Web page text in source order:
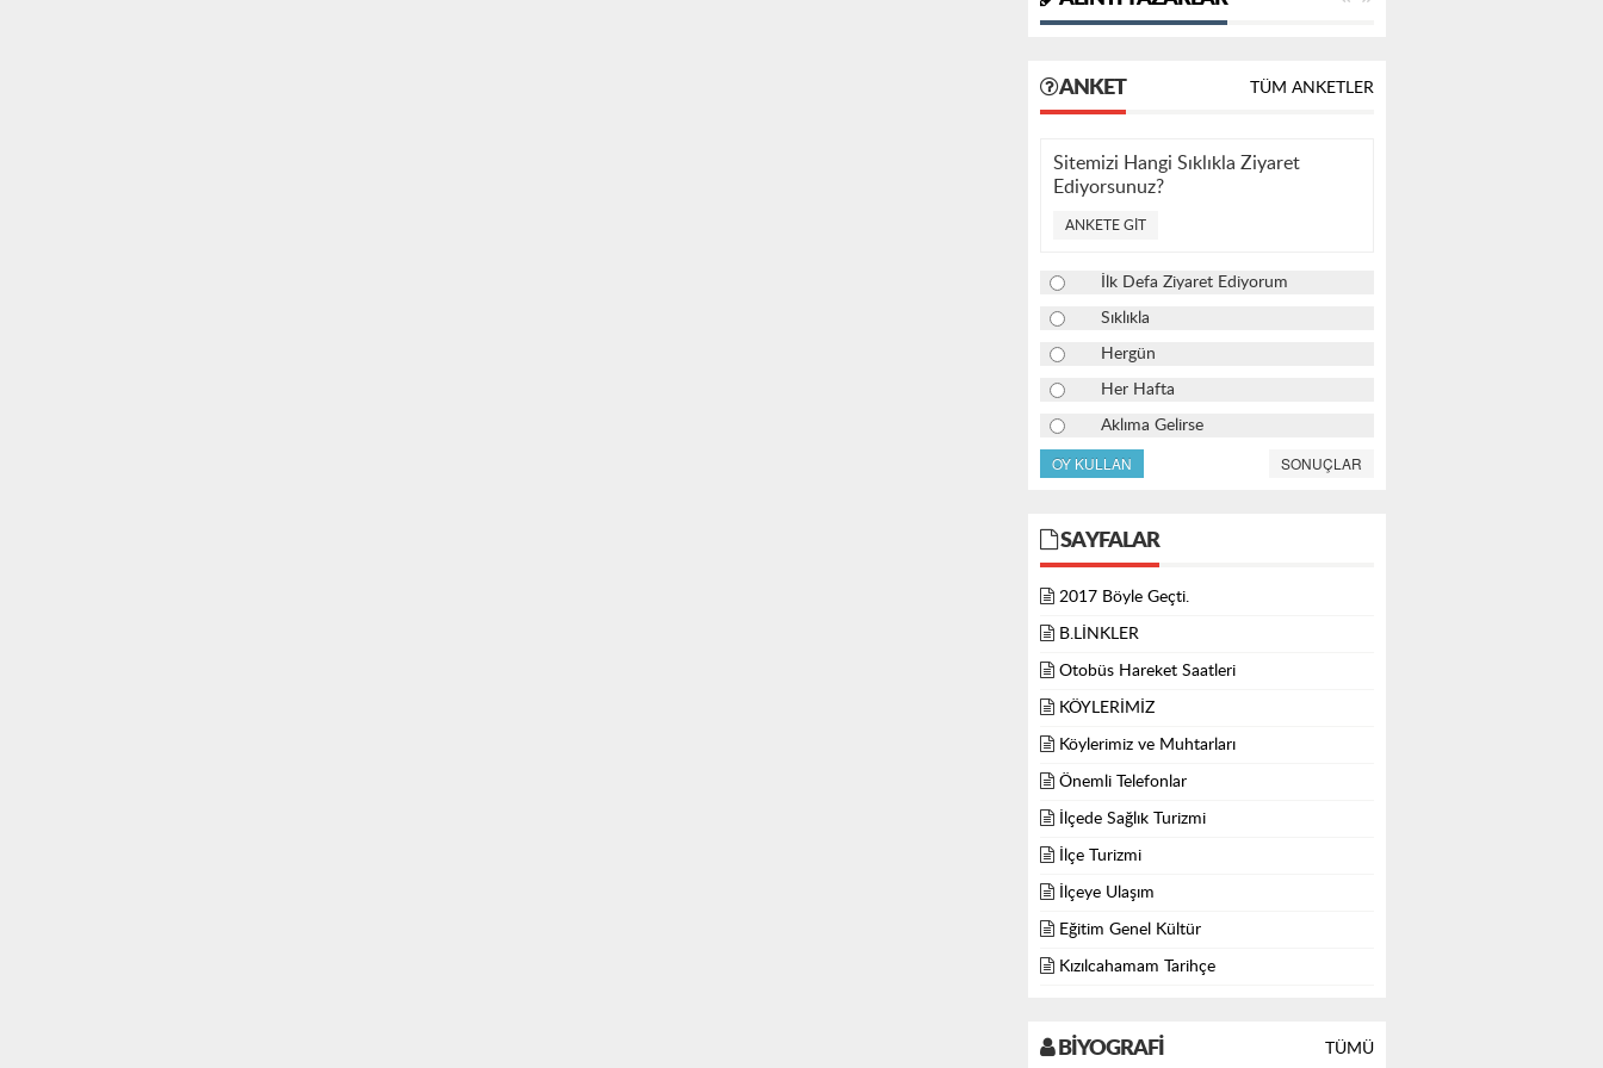
ANKET TÜM ANKETLER
Sitemizi Hangi Sıklıkla Ziyaret
Ediyorsunuz?
ANKETE GIT
İlk Defa Ziyaret Ediyorum
Sıklıkla
Hergün
Her Hafta
Aklıma Gelirse
OY KULLAN SONUÇLAR
SAYFALAR
2017 Böyle Geçti.
B.LİNKLER
Otobüs Hareket Saatleri
KÖYLERİMİZ
Köylerimiz ve Muhtarları
Önemli Telefonlar
İlçede Sağlık Turizmi
İlçe Turizmi
İlçeye Ulaşım
Eğitim Genel Kültür
Kızılcahamam Tarihçe
BIYOGRAFI TÜMÜ